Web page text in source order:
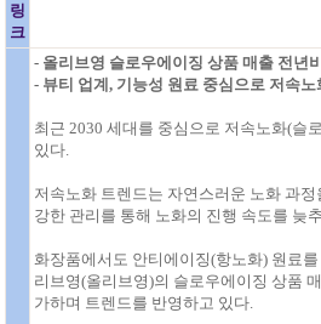
링
크
- 올리브영 슬로우에이징 상품 매출 전년
- 뷰티 업계, 기능성 원료 중심으로 저속
최근 2030 세대를 중심으로 저속노화(슬
있다.
저속노화 트렌드는 자연스러운 노화 과
강한 관리를 통해 노화의 진행 속도를 늦
화장품에서도 안티에이징(항노화) 원료
리브영(올리브영)의 슬로우에이징 상품
가하며 트렌드를 반영하고 있다.